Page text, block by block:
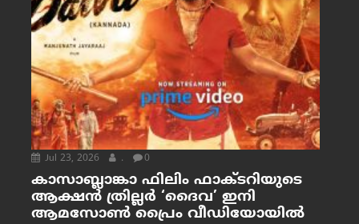
Jul 23, 2026 . 0
കാസാബ്ലാങ്കാ ഫിലിം ഫാക്ടറിയുടെ
ആക്ഷൻ ത്രില്ലർ ‘ദൈവ’ ഇനി
ആമസോൺ പ്രൈം വീഡിയോയിൽ